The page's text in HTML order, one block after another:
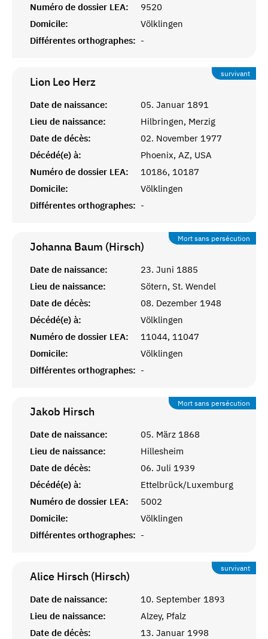
Numéro de dossier LEA:
9520
Domicile:
Völklingen
Différentes orthographes: -
survivant
Lion Leo Herz
Date de naissance:
05. Januar 1891
Lieu de naissance:
Hilbringen, Merzig
Date de décès:
02. November 1977
Décédé(e) à:
Phoenix, AZ, USA
Numéro de dossier LEA:
10186, 10187
Domicile:
Völklingen
Différentes orthographes: -
Mort sans persécution
Johanna Baum (Hirsch)
Date de naissance:
23. Juni 1885
Lieu de naissance:
Sötern, St. Wendel
Date de décès:
08. Dezember 1948
Décédé(e) à:
Völklingen
Numéro de dossier LEA:
11044, 11047
Domicile:
Völklingen
Différentes orthographes: -
Mort sans persécution
Jakob Hirsch
Date de naissance:
05. März 1868
Lieu de naissance:
Hillesheim
Date de décès:
06. Juli 1939
Décédé(e) à:
Ettelbrück/Luxemburg
Numéro de dossier LEA:
5002
Domicile:
Völklingen
Différentes orthographes: -
survivant
Alice Hirsch (Hirsch)
Date de naissance:
10. September 1893
Lieu de naissance:
Alzey, Pfalz
Date de décès:
13. Januar 1998